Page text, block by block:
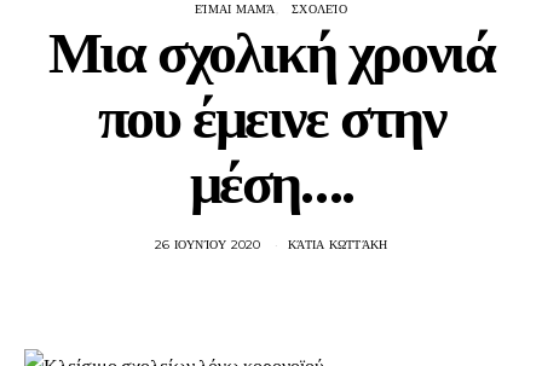
ΕΊΜΑΙ ΜΑΜΆ ΣΧΟΛΕΊΟ
Μια σχολική χρονιά
που έμεινε στην
μέση….
26 ΙΟΥΝΊΟΥ 2020 ΚΆΤΙΑ ΚΩΤΤΆΚΗ